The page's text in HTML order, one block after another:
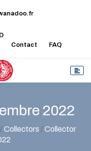
Contact FAQ
2022
/Collectors /Collector